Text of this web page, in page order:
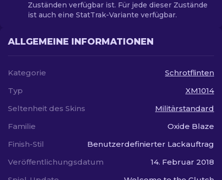
Zuständen verfügbar ist. Für jede dieser Zustände
ist auch eine StatTrak-Variante verfügbar.
ALLGEMEINE INFORMATIONEN
Kategorie
Schrotflinten
Typ
XM1014
Seltenheit des Skins
Militärstandard
Familie
Oxide Blaze
Finish-Stil
Benutzerdefinierter Lackauftrag
Veröffentlichungsdatum
14. Februar 2018